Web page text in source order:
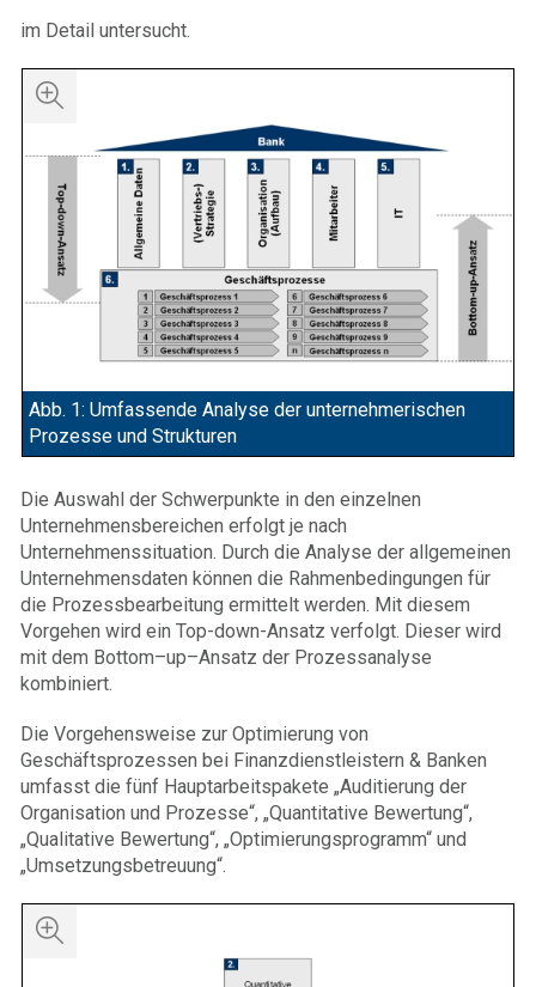
im Detail untersucht.
Abb. 1: Umfassende Analyse der unternehmerischen
Prozesse und Strukturen
Die Auswahl der Schwerpunkte in den einzelnen
Unternehmensbereichen erfolgt je nach
Unternehmenssituation. Durch die Analyse der allgemeinen
Unternehmensdaten können die Rahmenbedingungen für
die Prozessbearbeitung ermittelt werden. Mit diesem
Vorgehen wird ein Top-down-Ansatz verfolgt. Dieser wird
mit dem Bottom–up–Ansatz der Prozessanalyse
kombiniert.
Die Vorgehensweise zur Optimierung von
Geschäftsprozessen bei Finanzdienstleistern & Banken
umfasst die fünf Hauptarbeitspakete „Auditierung der
Organisation und Prozesse“, „Quantitative Bewertung“,
„Qualitative Bewertung“, „Optimierungsprogramm“ und
„Umsetzungsbetreuung“.